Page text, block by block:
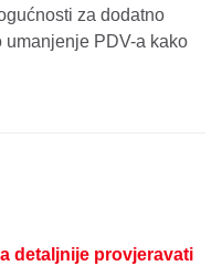
za dodatno
PDV-a kako
detaljnije provjeravati